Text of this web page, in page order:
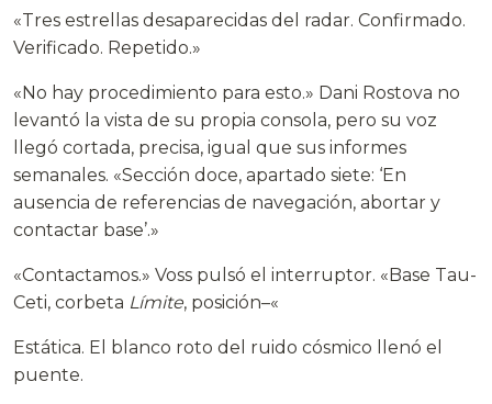
«Tres estrellas desaparecidas del radar. Confirmado.
Verificado. Repetido.»
«No hay procedimiento para esto.» Dani Rostova no
levantó la vista de su propia consola, pero su voz
llegó cortada, precisa, igual que sus informes
semanales. «Sección doce, apartado siete: ‘En
ausencia de referencias de navegación, abortar y
contactar base’.»
«Contactamos.» Voss pulsó el interruptor. «Base Tau-
Ceti, corbeta Límite, posición–«
Estática. El blanco roto del ruido cósmico llenó el
puente.